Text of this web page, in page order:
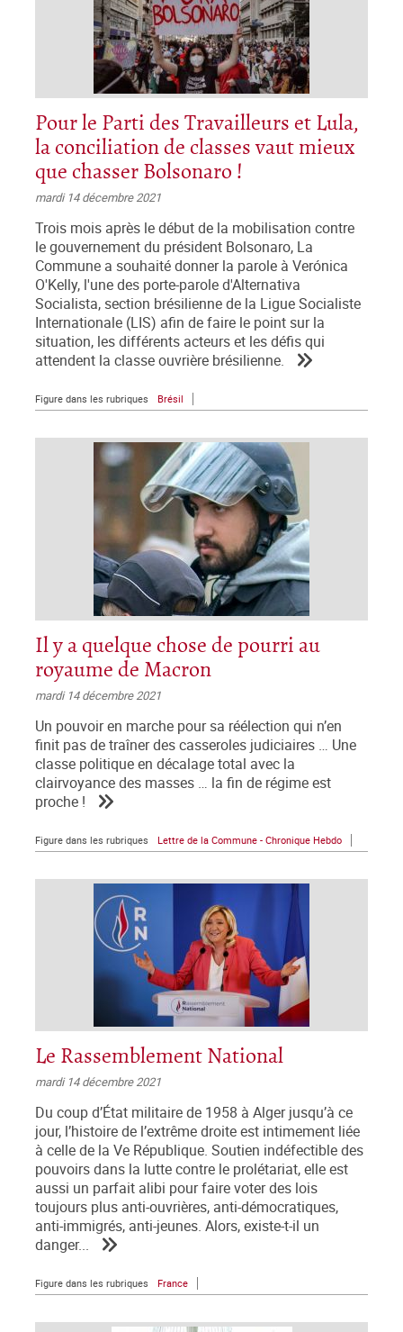
Pour le Parti des Travailleurs et Lula,
la conciliation de classes vaut mieux
que chasser Bolsonaro !
mardi 14 décembre 2021
Trois mois après le début de la mobilisation contre
le gouvernement du président Bolsonaro, La
Commune a souhaité donner la parole à Verónica
O'Kelly, l'une des porte-parole d'Alternativa
Socialista, section brésilienne de la Ligue Socialiste
Internationale (LIS) afin de faire le point sur la
situation, les différents acteurs et les défis qui
attendent la classe ouvrière brésilienne.
Figure dans les rubriques Brésil
Il y a quelque chose de pourri au
royaume de Macron
mardi 14 décembre 2021
Un pouvoir en marche pour sa réélection qui n’en
finit pas de traîner des casseroles judiciaires … Une
classe politique en décalage total avec la
clairvoyance des masses … la fin de régime est
proche !
Figure dans les rubriques Lettre de la Commune - Chronique Hebdo
Le Rassemblement National
mardi 14 décembre 2021
Du coup d’État militaire de 1958 à Alger jusqu’à ce
jour, l’histoire de l’extrême droite est intimement liée
à celle de la Ve République. Soutien indéfectible des
pouvoirs dans la lutte contre le prolétariat, elle est
aussi un parfait alibi pour faire voter des lois
toujours plus anti-ouvrières, anti-démocratiques,
anti-immigrés, anti-jeunes. Alors, existe-t-il un
danger...
Figure dans les rubriques France